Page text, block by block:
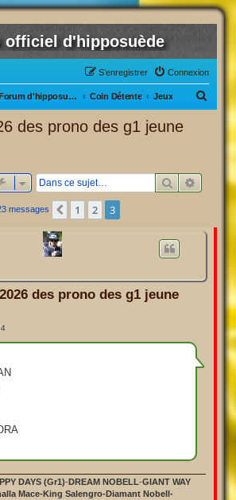
officiel d'hipposuède
Connexion
S’enregistrer
Forum d'hipposuède Coin Détente Jeux
des prono des g1 jeune
Rechercher
messages Précédente
1 2 3
des prono des g1 jeune
DAYS (Gr1)-DREAM NOBELL-GIANT WAY
Mace-King Salengro-Diamant Nobell-